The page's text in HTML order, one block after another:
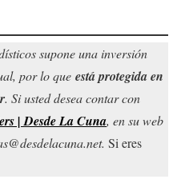
supone una inversión
por lo que está protegida en
. Si usted desea contar con
| Desde La Cuna, en su web
Si eres